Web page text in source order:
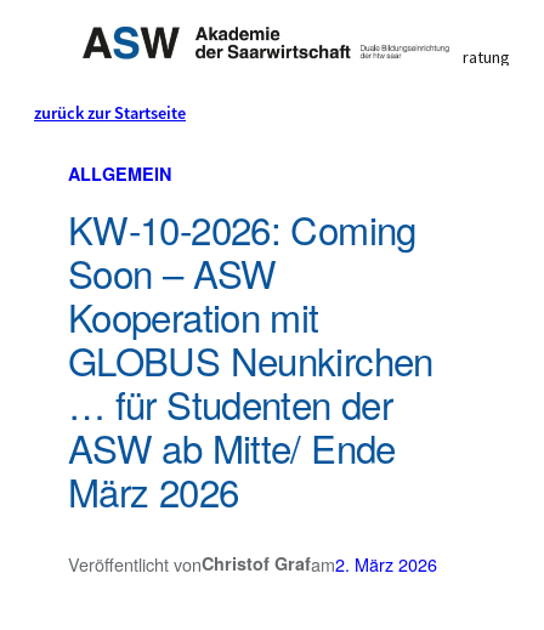
Individuelle Studienberatung
Dual studieren & Geld
verdienen
BLOG
Mit der Wirtschaft für die Wirtschaft
zurück zur Startseite
ALLGEMEIN
KW-10-2026: Coming
Soon – ASW
Kooperation mit
GLOBUS Neunkirchen
… für Studenten der
ASW ab Mitte/ Ende
März 2026
Veröffentlicht vonChristof Grafam2. März 2026